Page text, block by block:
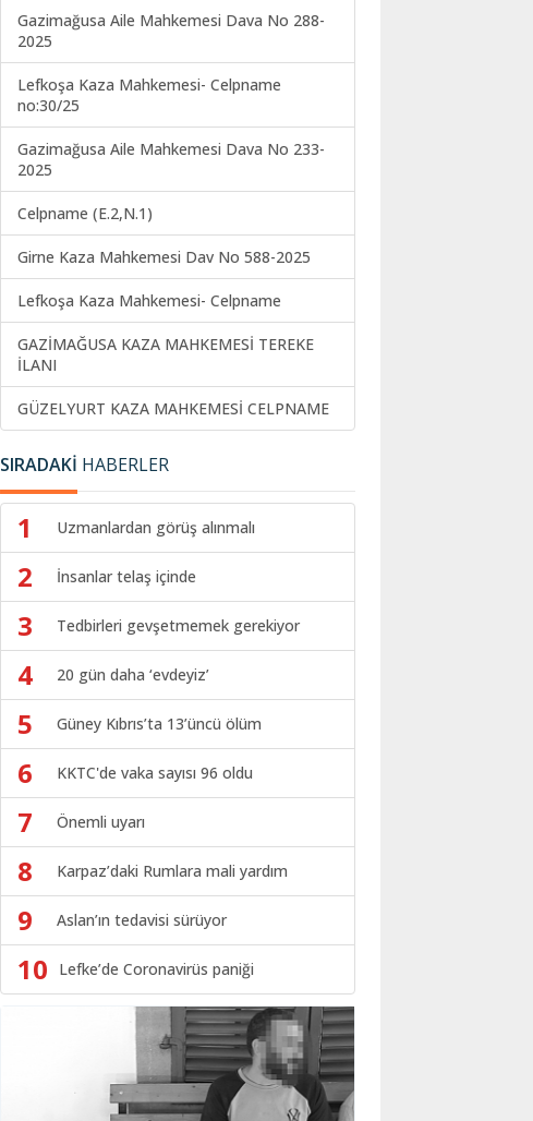
Gazimağusa Aile Mahkemesi Dava No 288-
2025
Lefkoşa Kaza Mahkemesi- Celpname
no:30/25
Gazimağusa Aile Mahkemesi Dava No 233-
2025
Celpname (E.2,N.1)
Girne Kaza Mahkemesi Dav No 588-2025
Lefkoşa Kaza Mahkemesi- Celpname
GAZİMAĞUSA KAZA MAHKEMESİ TEREKE
İLANI
GÜZELYURT KAZA MAHKEMESİ CELPNAME
SIRADAKİ HABERLER
1 Uzmanlardan görüş alınmalı
2 İnsanlar telaş içinde
3 Tedbirleri gevşetmemek gerekiyor
4 20 gün daha ‘evdeyiz’
5 Güney Kıbrıs’ta 13’üncü ölüm
6 KKTC'de vaka sayısı 96 oldu
7 Önemli uyarı
8 Karpaz’daki Rumlara mali yardım
9 Aslan’ın tedavisi sürüyor
10 Lefke’de Coronavirüs paniği